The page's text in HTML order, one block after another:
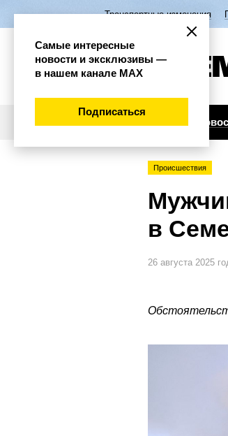
Транспортные изменения
Происшествия
в
26 августа 2025
Самые интересные
новости и эксклюзивы —
в нашем канале МАХ
Подписаться